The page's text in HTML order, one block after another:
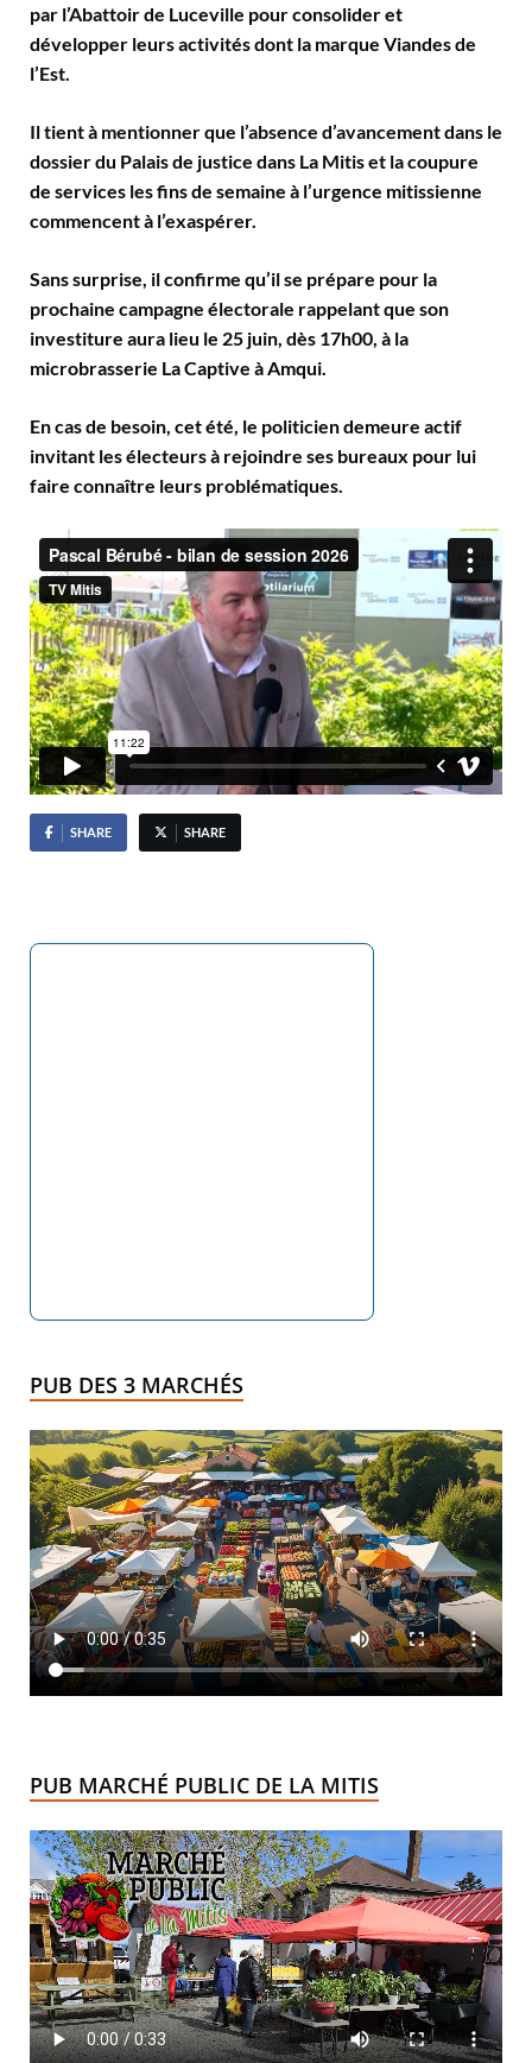
par l’Abattoir de Luceville pour consolider et
développer leurs activités dont la marque Viandes de
l’Est.
Il tient à mentionner que l’absence d’avancement dans le
dossier du Palais de justice dans La Mitis et la coupure
de services les fins de semaine à l’urgence mitissienne
commencent à l’exaspérer.
Sans surprise, il confirme qu’il se prépare pour la
prochaine campagne électorale rappelant que son
investiture aura lieu le 25 juin, dès 17h00, à la
microbrasserie La Captive à Amqui.
En cas de besoin, cet été, le politicien demeure actif
invitant les électeurs à rejoindre ses bureaux pour lui
faire connaître leurs problématiques.
SHARE SHARE
PUB DES 3 MARCHÉS
PUB MARCHÉ PUBLIC DE LA MITIS